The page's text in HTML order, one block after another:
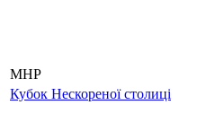
MHP
Кубок Нескореної столиці